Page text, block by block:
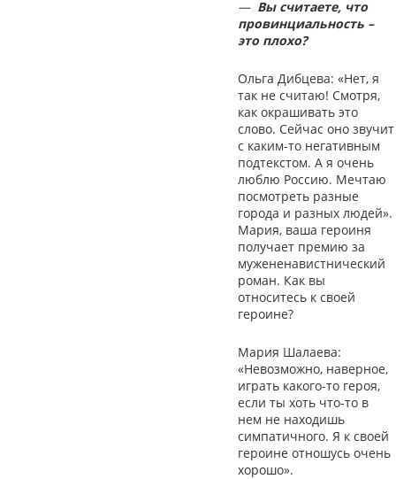
—Вы считаете, что
провинциальность –
это плохо?
Ольга Дибцева: «Нет, я
так не считаю! Смотря,
как окрашивать это
слово. Сейчас оно звучит
с каким-то негативным
подтекстом. А я очень
люблю Россию. Мечтаю
посмотреть разные
города и разных людей».
Мария, ваша героиня
получает премию за
мужененавистнический
роман. Как вы
относитесь к своей
героине?
Мария Шалаева:
«Невозможно, наверное,
играть какого-то героя,
если ты хоть что-то в
нем не находишь
симпатичного. Я к своей
героине отношусь очень
хорошо».